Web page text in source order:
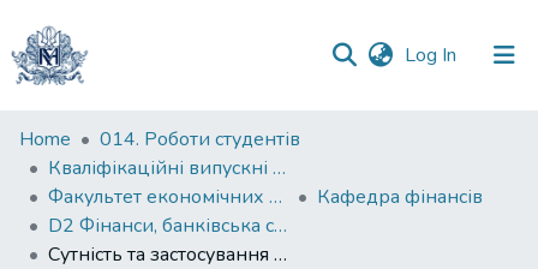
Log In (current)
Communities
&
Collections
All of DSpace
Home
014. Роботи студентів
Кваліфікаційні випускні роботи здобувачів вищої освіти бакалаврських програм
Факультет економічних наук
Кафедра фінансів
D2 Фінанси, банківська справа, страхування та фондовий ринок
Сутність та застосування технічного аналізу приватними інвесторами